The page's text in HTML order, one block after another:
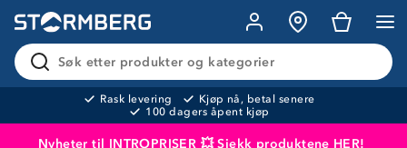
Søk etter produkter og kategorier
Rask levering
Kjøp nå, betal senere
100 dagers åpent kjøp
Nyheter til INTROPRISER 💥 Sjekk produktene HER!